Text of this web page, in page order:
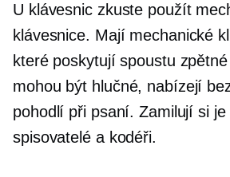
U klávesnic zkuste použít
klávesnice. Mají mechanické
které poskytují spoustu
mohou být hlučné, nabízejí
pohodlí při psaní. Zamilují si
spisovatelé a kodéři.